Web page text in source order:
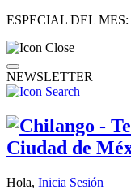
ESPECIAL DEL MES:
NEWSLETTER
Hola, Inicia Sesión